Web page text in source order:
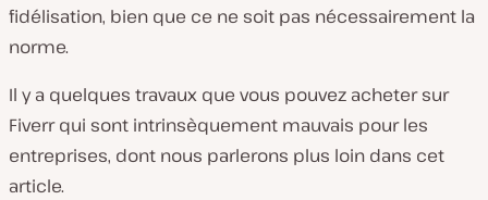
fidélisation, bien que ce ne soit pas nécessairement la
norme.
Il y a quelques travaux que vous pouvez acheter sur
Fiverr qui sont intrinsèquement mauvais pour les
entreprises, dont nous parlerons plus loin dans cet
article.